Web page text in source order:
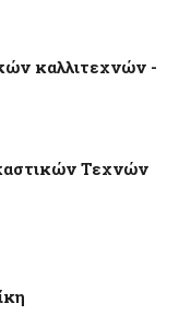
καλλιτεχνών -
Τεχνών